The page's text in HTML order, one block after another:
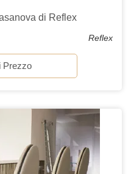
di Reflex
Reflex
Prezzo